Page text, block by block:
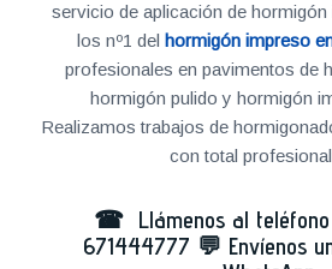
servicio de aplicación de
los nº1 del hormigón impreso
profesionales en pavimentos de
hormigón pulido y hormigón
Realizamos trabajos de
con total
☎ Llámenos al teléfono
671444777 💬 Envíenos